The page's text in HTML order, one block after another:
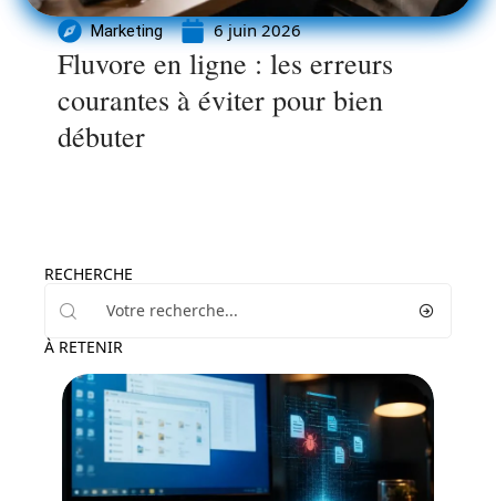
Marketing 6 juin 2026
Fluvore en ligne : les erreurs
courantes à éviter pour bien
débuter
RECHERCHE
À RETENIR
Informatique